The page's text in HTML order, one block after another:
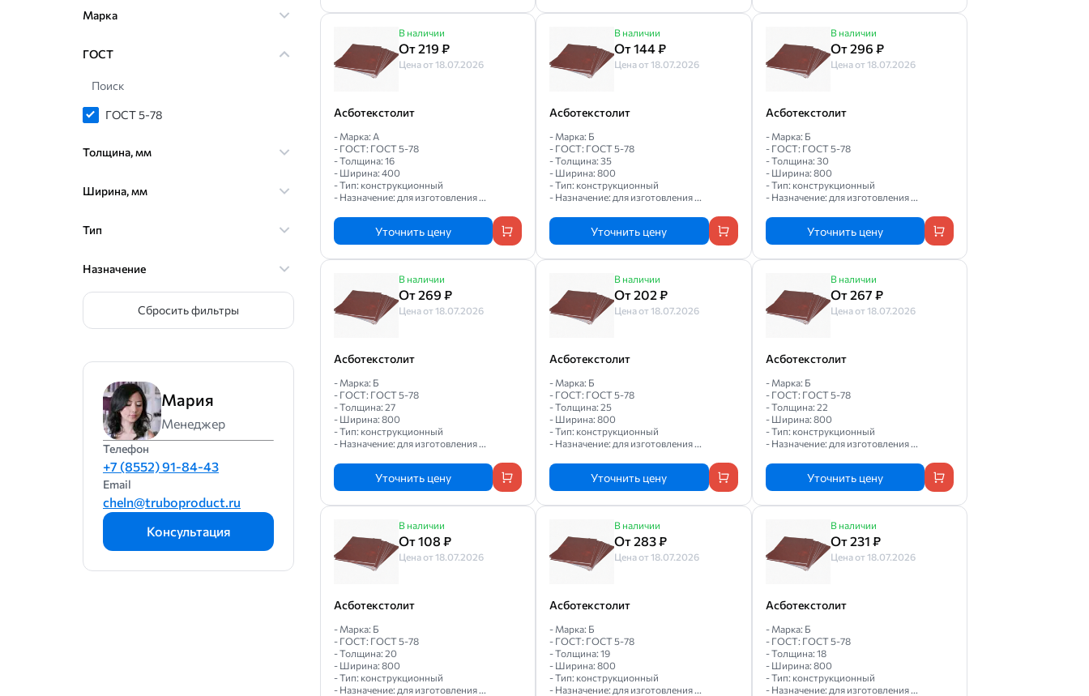
Марка
ГОСТ
Поиск
ГОСТ 5-78
Толщина, мм
Ширина, мм
Тип
Назначение
Сбросить фильтры
Мария
Менеджер
Телефон
+7 (8552) 91-84-43
Email
cheln@truboproduct.ru
Консультация
В наличии
От 219 ₽
Цена от 18.07.2026
Асботекстолит
- Марка: А
- ГОСТ: ГОСТ 5-78
- Толщина: 16
- Ширина: 400
- Тип: конструкционный
- Назначение: для изготовления ...
Уточнить цену
В наличии
От 144 ₽
Цена от 18.07.2026
Асботекстолит
- Марка: Б
- ГОСТ: ГОСТ 5-78
- Толщина: 35
- Ширина: 800
- Тип: конструкционный
- Назначение: для изготовления ...
Уточнить цену
В наличии
От 296 ₽
Цена от 18.07.2026
Асботекстолит
- Марка: Б
- ГОСТ: ГОСТ 5-78
- Толщина: 30
- Ширина: 800
- Тип: конструкционный
- Назначение: для изготовления ...
Уточнить цену
В наличии
От 269 ₽
Цена от 18.07.2026
Асботекстолит
- Марка: Б
- ГОСТ: ГОСТ 5-78
- Толщина: 27
- Ширина: 800
- Тип: конструкционный
- Назначение: для изготовления ...
Уточнить цену
В наличии
От 202 ₽
Цена от 18.07.2026
Асботекстолит
- Марка: Б
- ГОСТ: ГОСТ 5-78
- Толщина: 25
- Ширина: 800
- Тип: конструкционный
- Назначение: для изготовления ...
Уточнить цену
В наличии
От 267 ₽
Цена от 18.07.2026
Асботекстолит
- Марка: Б
- ГОСТ: ГОСТ 5-78
- Толщина: 22
- Ширина: 800
- Тип: конструкционный
- Назначение: для изготовления ...
Уточнить цену
В наличии
От 108 ₽
Цена от 18.07.2026
Асботекстолит
- Марка: Б
- ГОСТ: ГОСТ 5-78
- Толщина: 20
- Ширина: 800
- Тип: конструкционный
- Назначение: для изготовления ...
В наличии
От 283 ₽
Цена от 18.07.2026
Асботекстолит
- Марка: Б
- ГОСТ: ГОСТ 5-78
- Толщина: 19
- Ширина: 800
- Тип: конструкционный
- Назначение: для изготовления ...
В наличии
От 231 ₽
Цена от 18.07.2026
Асботекстолит
- Марка: Б
- ГОСТ: ГОСТ 5-78
- Толщина: 18
- Ширина: 800
- Тип: конструкционный
- Назначение: для изготовления ...